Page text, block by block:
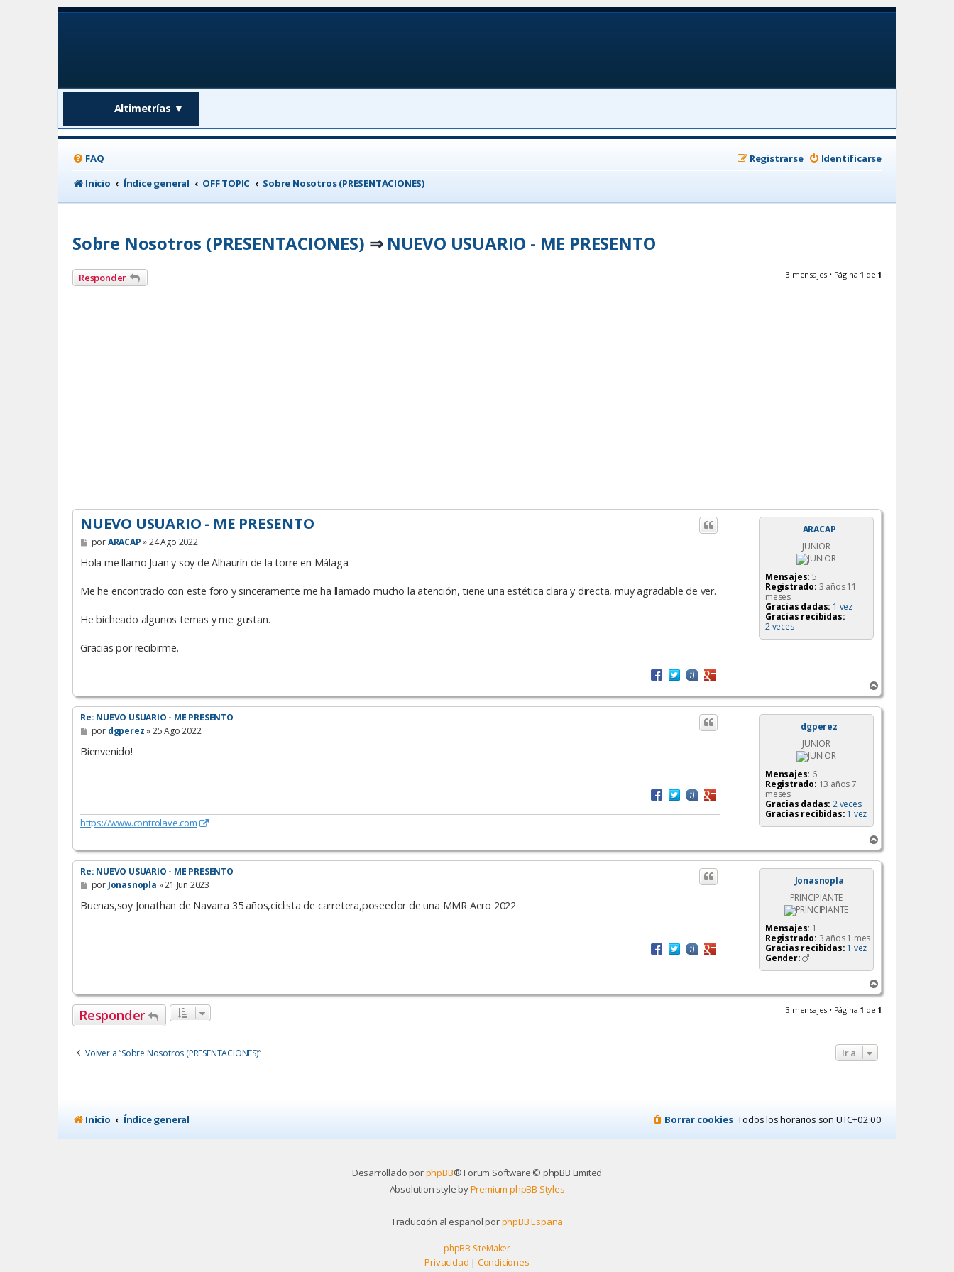
Altimetrías ▼
FAQ Identificarse
Registrarse
Inicio
Índice general OFF TOPIC Sobre Nosotros (PRESENTACIONES)
Sobre Nosotros (PRESENTACIONES) ⇒ NUEVO USUARIO - ME PRESENTO
Responder 3 mensajes • Página 1 de 1
ARACAP
JUNIOR
Mensajes: 5
Registrado: 3 años 11
meses
Gracias dadas: 1 vez
Gracias recibidas:
2 veces
NUEVO USUARIO - ME PRESENTO
M
e
n
j
porARACAP»24 Ago 2022
Hola me llamo Juan y soy de Alhaurín de la torre en Málaga.
Me he encontrado con este foro y sinceramente me ha llamado mucho la atención, tiene una estética clara y directa, muy agradable de ver.
He bicheado algunos temas y me gustan.
Gracias por recibirme.
r
r
dgperez
JUNIOR
Mensajes: 6
Registrado: 13 años 7
meses
Gracias dadas: 2 veces
Gracias recibidas: 1 vez
Re: NUEVO USUARIO - ME PRESENTO
M
e
n
por dgperez»25 Ago 2022
Bienvenido!
https://www.controlave.com
r
r
Jonasnopla
PRINCIPIANTE
Mensajes: 1
Registrado: 3 años 1 mes
Gracias recibidas: 1 vez
Gender:
Re: NUEVO USUARIO - ME PRESENTO
M
e
n
por Jonasnopla »21 Jun 2023
Buenas,soy Jonathan de Navarra 35 años,ciclista de carretera,poseedor de una MMR Aero 2022
r
r
Responder 3 mensajes • Página 1 de 1
Volver a “Sobre Nosotros (PRESENTACIONES)” Ir a
Inicio Índice general Todos los horarios son UTC+02:00
Borrar cookies
Desarrollado porphpBB® Forum Software © phpBB Limited
Absolution style byPremium phpBB Styles
Traducción al español porphpBB España
phpBB SiteMaker
Privacidad | Condiciones